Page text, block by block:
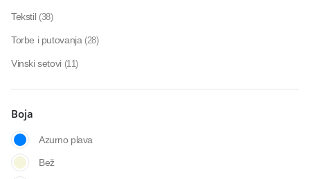
Tekstil (38)
Torbe i putovanja (28)
Vinski setovi (11)
Boja
Azurno plava
Bež